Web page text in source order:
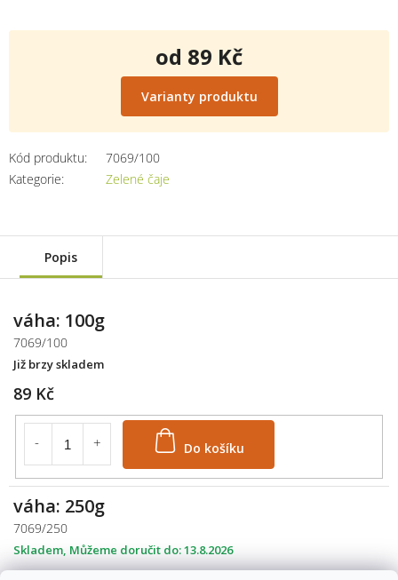
Kód produktu:
7069/100
Kategorie: Zelené čaje
od 89 Kč
Měrná
cena:
Varianty produktu
Popis
váha: 100g
7069/100
89 Kč
Do košíku
Již brzy skladem
váha: 250g
7069/250
Skladem 13.8.2026